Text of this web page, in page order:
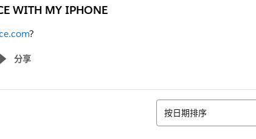
WITH MY IPHONE
?
分享
menu
排序
按日期排序